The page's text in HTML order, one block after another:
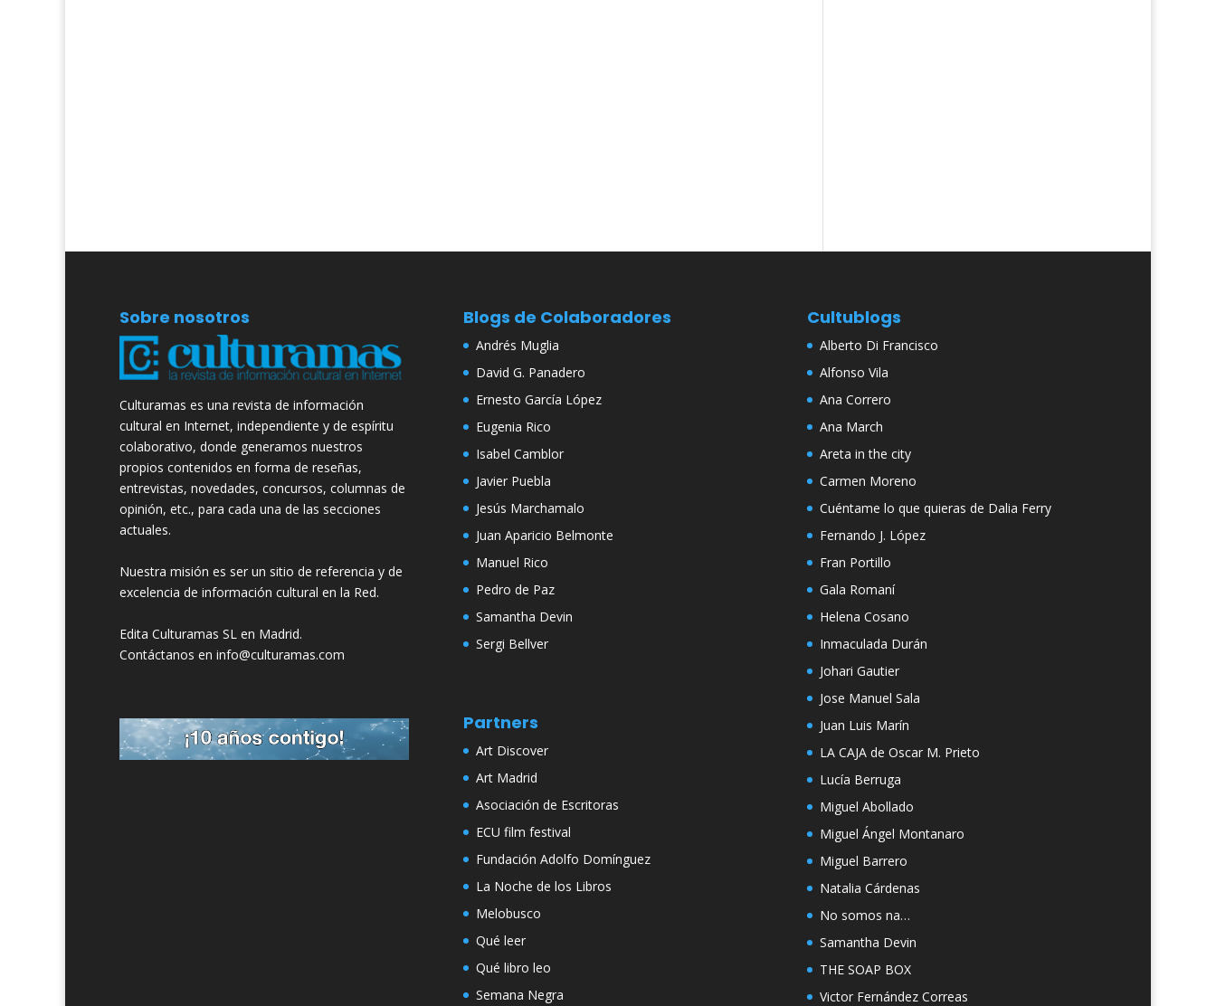
Sobre nosotros
Culturamas es una revista de información
cultural en Internet, independiente y de espíritu
colaborativo, donde generamos nuestros
propios contenidos en forma de reseñas,
entrevistas, novedades, concursos, columnas de
opinión, etc., para cada una de las secciones
actuales.
Nuestra misión es ser un sitio de referencia y de
excelencia de información cultural en la Red.
Edita Culturamas SL en Madrid.
Contáctanos en info@culturamas.com
Blogs de Colaboradores
Andrés Muglia
David G. Panadero
Ernesto García López
Eugenia Rico
Isabel Camblor
Javier Puebla
Jesús Marchamalo
Juan Aparicio Belmonte
Manuel Rico
Pedro de Paz
Samantha Devin
Sergi Bellver
Partners
Art Discover
Art Madrid
Asociación de Escritoras
ECU film festival
Fundación Adolfo Domínguez
La Noche de los Libros
Melobusco
Qué leer
Qué libro leo
Semana Negra
Cultublogs
Alberto Di Francisco
Alfonso Vila
Ana Correro
Ana March
Areta in the city
Carmen Moreno
Cuéntame lo que quieras de Dalia Ferry
Fernando J. López
Fran Portillo
Gala Romaní
Helena Cosano
Inmaculada Durán
Johari Gautier
Jose Manuel Sala
Juan Luis Marín
LA CAJA de Oscar M. Prieto
Lucía Berruga
Miguel Abollado
Miguel Ángel Montanaro
Miguel Barrero
Natalia Cárdenas
No somos na…
Samantha Devin
THE SOAP BOX
Victor Fernández Correas